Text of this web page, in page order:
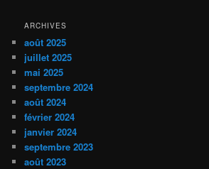
ARCHIVES
août 2025
juillet 2025
mai 2025
septembre 2024
août 2024
février 2024
janvier 2024
septembre 2023
août 2023